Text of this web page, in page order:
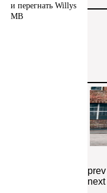
и перегнать Willys
MB
prev
next